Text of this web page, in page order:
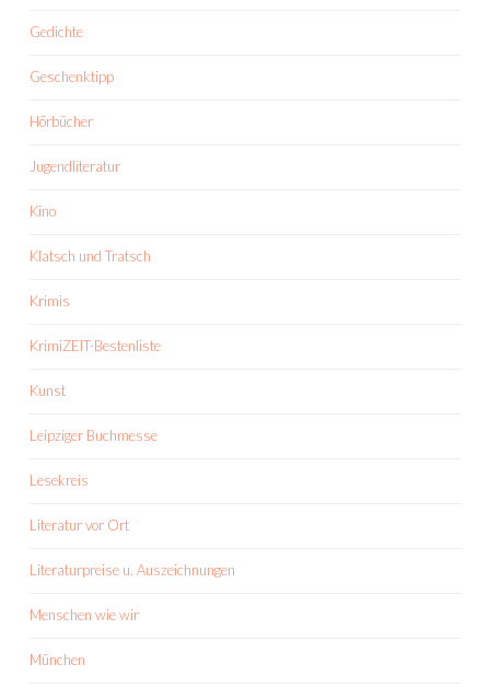
Gedichte
Geschenktipp
Hörbücher
Jugendliteratur
Kino
Klatsch und Tratsch
Krimis
KrimiZEIT-Bestenliste
Kunst
Leipziger Buchmesse
Lesekreis
Literatur vor Ort
Literaturpreise u. Auszeichnungen
Menschen wie wir
München